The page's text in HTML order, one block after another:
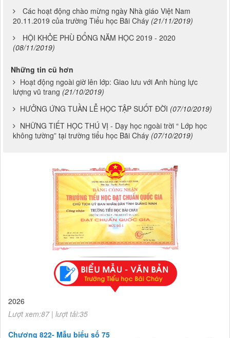
Các hoạt động chào mừng ngày Nhà giáo Việt Nam
20.11.2019 của trường Tiểu học Bãi Cháy (21/11/2019)
HỘI KHỎE PHÙ ĐỔNG NĂM HỌC 2019 - 2020
(08/11/2019)
Những tin cũ hơn
Hoạt động ngoài giờ lên lớp: Giao lưu với Anh hùng lực
lượng vũ trang (21/10/2019)
HƯỞNG ỨNG TUẦN LỄ HỌC TẬP SUỐT ĐỜI (07/10/2019)
NHỮNG TIẾT HỌC THÚ VỊ - Dạy học ngoài trời “ Lớp học
không tường” tại trường tiểu học Bãi Cháy (07/10/2019)
Chương 822- Mẫu biểu số 75
CÔNG KHAI THỰC HIỆN THU-CHI NGÂN SÁCH 6 THÁNG NĂM
Lượt xem:87 | lượt tải:35
CÔNG KHAI THỰC HIỆN THU-CHI NGÂN SÁCH 6 THÁNG NĂM